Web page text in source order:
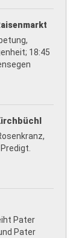
18:45
Pater
Pater